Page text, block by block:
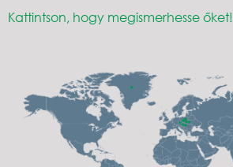
Kattintson, hogy megismerhesse őket!